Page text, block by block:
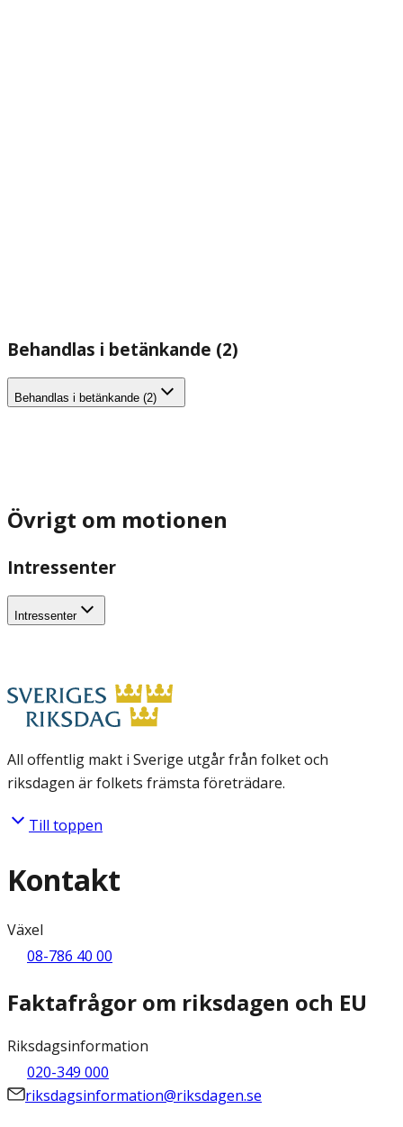
Behandlas i betänkande (2)
Behandlas i betänkande (2)
Övrigt om motionen
Intressenter
Intressenter
All offentlig makt i Sverige utgår från folket och
riksdagen är folkets främsta företrädare.
Till toppen
Kontakt
Växel
08-786 40 00
Faktafrågor om riksdagen och EU
Riksdagsinformation
020-349 000
riksdagsinformation@riksdagen.se